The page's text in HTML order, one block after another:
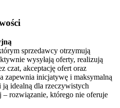
sprzedawcy otrzymują
wysyłają oferty, realizują
czat, akceptację ofert oraz
zapewnia inicjatywę i maksymalną
idealną dla rzeczywistych
rozwiązanie, którego nie oferuje